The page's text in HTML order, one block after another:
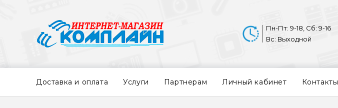
Пн-Пт: 9-18, Сб: 9-16
Вс: Выходной
Доставка и оплата Услуги Партнерам Личный кабинет Контакты